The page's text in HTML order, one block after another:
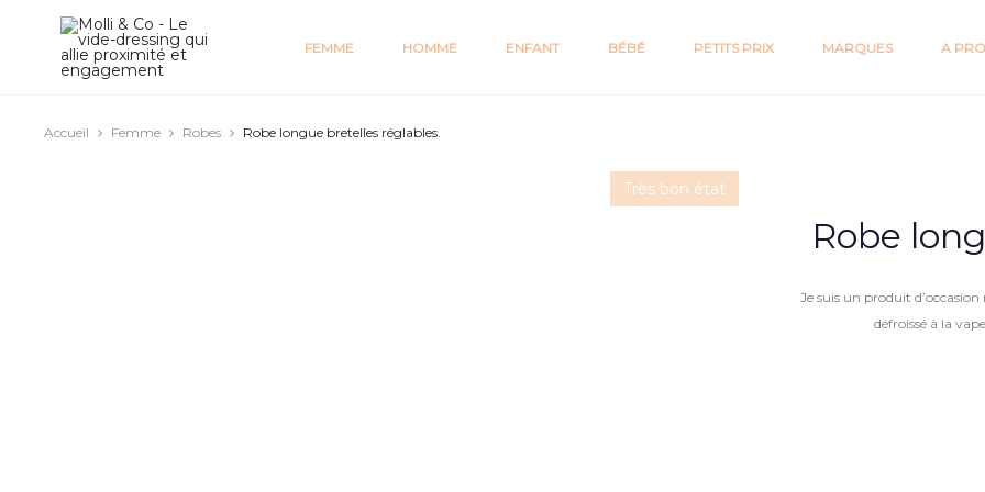
FEMME HOMME ENFANT BÉBÉ PETITS PRIX MARQUES A
Accueil Femme Robes Robe longue bretelles réglables.
Très bon état
Robe
Je suis un produit
défroissé à la